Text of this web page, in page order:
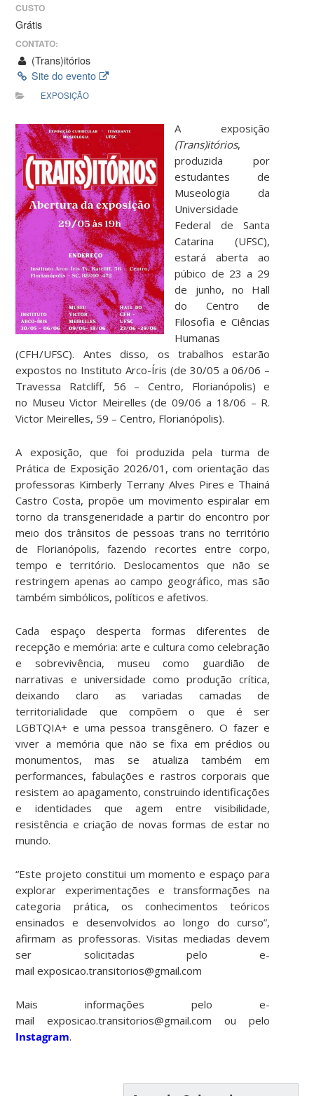
CUSTO
Grátis
CONTATO:
(Trans)itórios
Site do evento
EXPOSIÇÃO
A exposição
(Trans)itórios,
produzida por
estudantes de
Museologia da
Universidade
Federal de Santa
Catarina (UFSC),
estará aberta ao
púbico de 23 a 29
de junho, no Hall
do Centro de
Filosofia e Ciências
Humanas
(CFH/UFSC). Antes disso, os trabalhos estarão
expostos no Instituto Arco-Íris (de 30/05 a 06/06 –
Travessa Ratcliff, 56 – Centro, Florianópolis) e
no Museu Victor Meirelles (de 09/06 a 18/06 – R.
Victor Meirelles, 59 – Centro, Florianópolis).
A exposição, que foi produzida pela turma de
Prática de Exposição 2026/01, com orientação das
professoras Kimberly Terrany Alves Pires e Thainá
Castro Costa, propõe um movimento espiralar em
torno da transgeneridade a partir do encontro por
meio dos trânsitos de pessoas trans no território
de Florianópolis, fazendo recortes entre corpo,
tempo e território. Deslocamentos que não se
restringem apenas ao campo geográfico, mas são
também simbólicos, políticos e afetivos.
Cada espaço desperta formas diferentes de
recepção e memória: arte e cultura como celebração
e sobrevivência, museu como guardião de
narrativas e universidade como produção crítica,
deixando claro as variadas camadas de
territorialidade que compõem o que é ser
LGBTQIA+ e uma pessoa transgênero. O fazer e
viver a memória que não se fixa em prédios ou
monumentos, mas se atualiza também em
performances, fabulações e rastros corporais que
resistem ao apagamento, construindo identificações
e identidades que agem entre visibilidade,
resistência e criação de novas formas de estar no
mundo.
“Este projeto constitui um momento e espaço para
explorar experimentações e transformações na
categoria prática, os conhecimentos teóricos
ensinados e desenvolvidos ao longo do curso”,
afirmam as professoras. Visitas mediadas devem
ser solicitadas pelo e-
mail exposicao.transitorios@gmail.com
Mais informações pelo e-
mail exposicao.transitorios@gmail.com ou pelo
Instagram.